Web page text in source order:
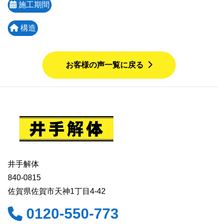
施工期間
構造
お客様の声一覧に戻る
井手解体
840-0815
佐賀県佐賀市天神1丁目4-42
0120-550-773